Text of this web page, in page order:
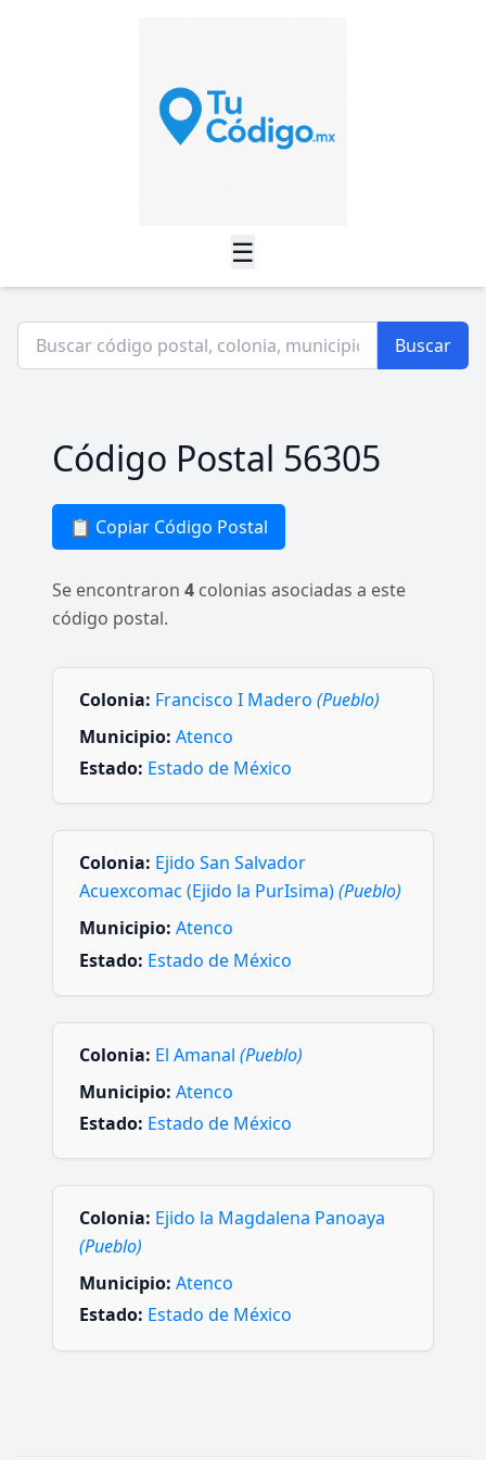
☰
Buscar
Código Postal 56305
📋 Copiar Código Postal
Se encontraron 4 colonias asociadas a este
código postal.
Colonia: Francisco I Madero (Pueblo)
Municipio: Atenco
Estado: Estado de México
Colonia: Ejido San Salvador
Acuexcomac (Ejido la PurIsima)(Pueblo)
Municipio: Atenco
Estado: Estado de México
Colonia: El Amanal (Pueblo)
Municipio: Atenco
Estado: Estado de México
Colonia: Ejido la Magdalena Panoaya
(Pueblo)
Municipio: Atenco
Estado: Estado de México